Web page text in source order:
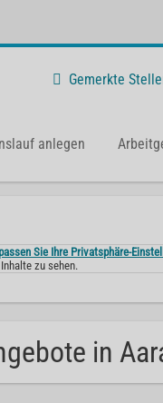
Gemerkte
anlegen
Sie Ihre Privatsphäre-
zu sehen.
in